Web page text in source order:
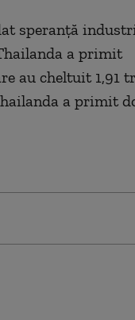
speranță
a primit
au cheltuit 1,91
a primit